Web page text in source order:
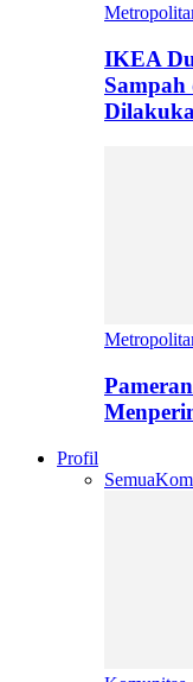
IKEA
Sampah
Profil
Semua